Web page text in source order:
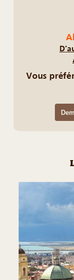
Vous